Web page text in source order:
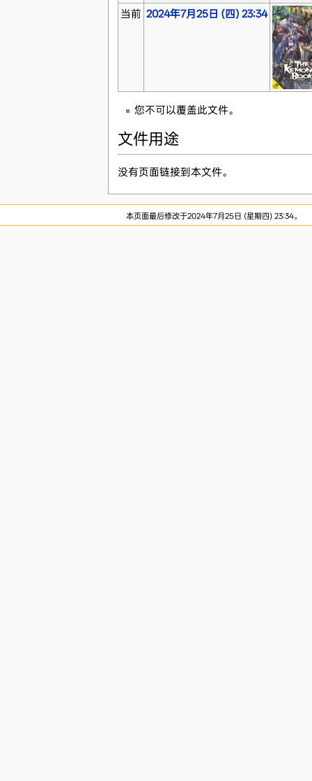
当前 2024年7月25日 (四) 23:34
您不可以覆盖此文件。
文件用途
没有页面链接到本文件。
本页面最后修改于2024年7月25日 (星期四) 23:34。